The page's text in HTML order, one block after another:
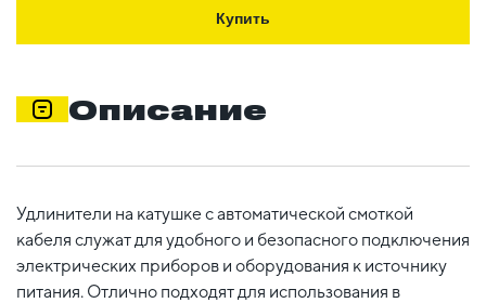
Купить
Описание
Удлинители на катушке с автоматической смоткой
кабеля служат для удобного и безопасного подключения
электрических приборов и оборудования к источнику
питания. Отлично подходят для использования в